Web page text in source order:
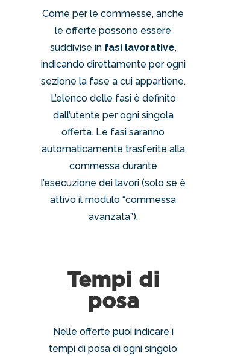
Come per le commesse, anche
le offerte possono essere
suddivise in fasi lavorative,
indicando direttamente per ogni
sezione la fase a cui appartiene.
L’elenco delle fasi è definito
dall’utente per ogni singola
offerta. Le fasi saranno
automaticamente trasferite alla
commessa durante
l’esecuzione dei lavori (solo se è
attivo il modulo “commessa
avanzata”).
Tempi di
posa
Nelle offerte puoi indicare i
tempi di posa di ogni singolo